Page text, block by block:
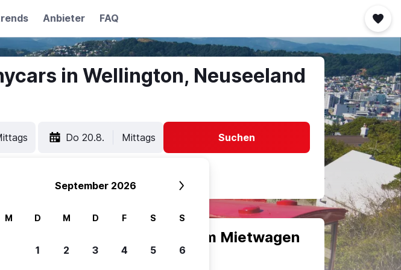
Anbieter FAQ
in Wellington, Neuseeland
Do 20.8. Mittags Suchen
SWOODOO entscheiden, um Mietwagen
September 2026
M D M D F S S
1 2 3 4 5 6